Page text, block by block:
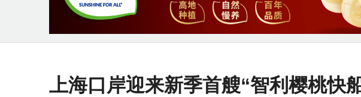
上海口岸迎来新季首艘“智利樱桃快